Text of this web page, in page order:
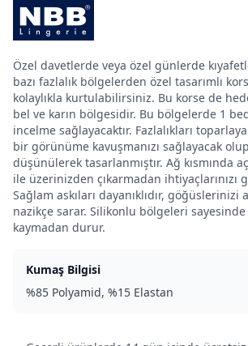
Özel davetlerde veya özel günlerde
bazı fazlalık bölgelerden özel tasarımlı
kolaylıkla kurtulabilirsiniz. Bu korse de
bel ve karın bölgesidir. Bu bölgelerde 1
incelme sağlayacaktır. Fazlalıkları
bir görünüme kavuşmanızı sağlayacak
düşünülerek tasarlanmıştır. Ağ kısmında
ile üzerinizden çıkarmadan ihtiyaçlarınızı
Sağlam askıları dayanıklıdır, göğüslerinizi
nazikçe sarar. Silikonlu bölgeleri
kaymadan durur.
Kumaş Bilgisi
%85 Polyamid, %15 Elastan